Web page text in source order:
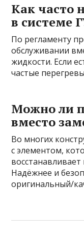
Как часто
в системе
По регламенту
обслуживании
жидкости. Если
частые
Можно ли
вместо
Во многих
с элементом,
Надёжнее и
оригинальный/